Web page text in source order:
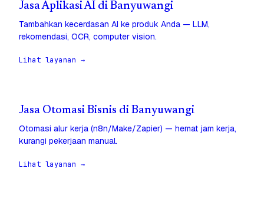
Jasa Aplikasi AI di Banyuwangi
Tambahkan kecerdasan AI ke produk Anda — LLM,
rekomendasi, OCR, computer vision.
Lihat layanan →
Jasa Otomasi Bisnis di Banyuwangi
Otomasi alur kerja (n8n/Make/Zapier) — hemat jam kerja,
kurangi pekerjaan manual.
Lihat layanan →